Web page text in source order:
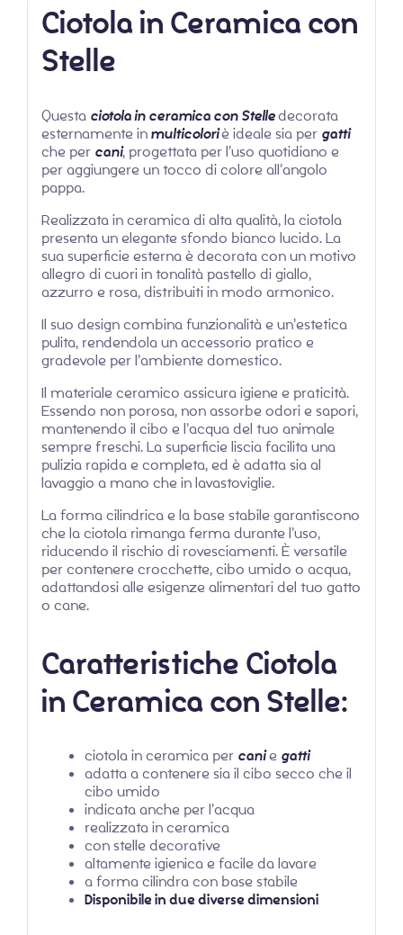
Ciotola in Ceramica con
Stelle
Questa ciotola in ceramica con Stelledecorata
esternamente inmulticoloriè ideale sia per gatti
che per cani, progettata per l’uso quotidiano e
per aggiungere un tocco di colore all’angolo
pappa.
Realizzata in ceramica di alta qualità, la ciotola
presenta un elegante sfondo bianco lucido. La
sua superficie esterna è decorata con un motivo
allegro di cuori in tonalità pastello di giallo,
azzurro e rosa, distribuiti in modo armonico.
Il suo design combina funzionalità e un’estetica
pulita, rendendola un accessorio pratico e
gradevole per l’ambiente domestico.
Il materiale ceramico assicura igiene e praticità.
Essendo non porosa, non assorbe odori e sapori,
mantenendo il cibo e l’acqua del tuo animale
sempre freschi. La superficie liscia facilita una
pulizia rapida e completa, ed è adatta sia al
lavaggio a mano che in lavastoviglie.
La forma cilindrica e la base stabile garantiscono
che la ciotola rimanga ferma durante l’uso,
riducendo il rischio di rovesciamenti. È versatile
per contenere crocchette, cibo umido o acqua,
adattandosi alle esigenze alimentari del tuo gatto
o cane.
Caratteristiche Ciotola
in Ceramica con Stelle:
ciotola in ceramica per canie gatti
adatta a contenere sia il cibo secco che il
cibo umido
indicata anche per l’acqua
realizzata in ceramica
con stelle decorative
altamente igienica e facile da lavare
a forma cilindra con base stabile
Disponibile in due diverse dimensioni